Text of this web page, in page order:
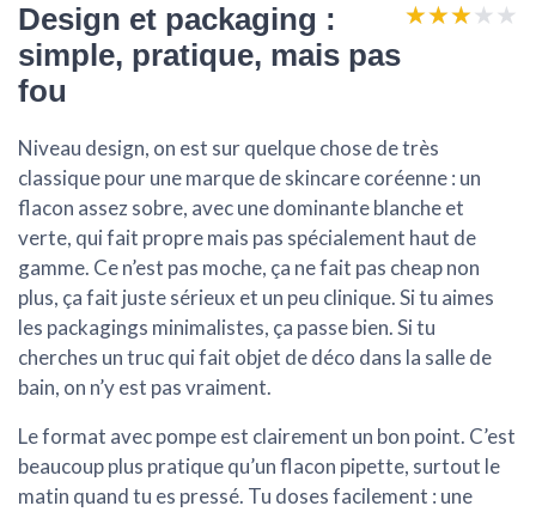
Design et packaging :
simple, pratique, mais pas
fou
★★★★★
★★★★★
Niveau design, on est sur quelque chose de très
classique pour une marque de skincare coréenne : un
flacon assez sobre, avec une dominante blanche et
verte, qui fait propre mais pas spécialement haut de
gamme. Ce n’est pas moche, ça ne fait pas cheap non
plus, ça fait juste sérieux et un peu clinique. Si tu aimes
les packagings minimalistes, ça passe bien. Si tu
cherches un truc qui fait objet de déco dans la salle de
bain, on n’y est pas vraiment.
Le format avecpompeest clairement un bon point. C’est
beaucoup plus pratique qu’un flacon pipette, surtout le
matin quand tu es pressé. Tu doses facilement : une